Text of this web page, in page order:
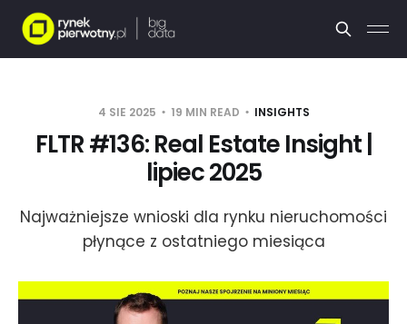
4 SIE 2025 19 MIN READ INSIGHTS
FLTR #136: Real Estate Insight |
lipiec 2025
Najważniejsze wnioski dla rynku nieruchomości
płynące z ostatniego miesiąca